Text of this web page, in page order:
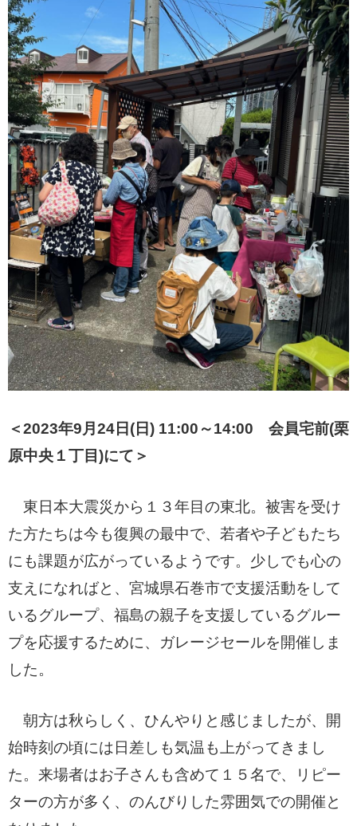
＜2023年9月24日(日) 11:00～14:00 会員宅前(栗
原中央１丁目)にて＞
東日本大震災から１３年目の東北。被害を受け
た方たちは今も復興の最中で、若者や子どもたち
にも課題が広がっているようです。少しでも心の
支えになればと、宮城県石巻市で支援活動をして
いるグループ、福島の親子を支援しているグルー
プを応援するために、 ガレージセールを開催しま
した。
朝方は秋らしく、ひんやりと感じましたが、開
始時刻の頃には日差しも気温も上がってきまし
た。来場者はお子さんも含めて１５名で、リピー
ターの方が多く、のんびりした雰囲気での開催と